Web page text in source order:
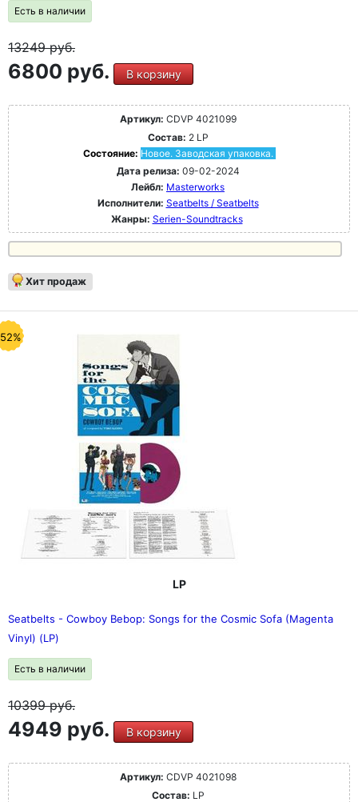
Есть в наличии
13249руб.
6800 руб. В корзину
Артикул: CDVP 4021099
Состав: 2 LP
Состояние: Новое. Заводская упаковка.
Дата релиза: 09-02-2024
Лейбл: Masterworks
Исполнители: Seatbelts / Seatbelts
Жанры: Serien-Soundtracks
Хит продаж
LP
Seatbelts - Cowboy Bebop: Songs for the Cosmic Sofa (Magenta
Vinyl) (LP)
Есть в наличии
10399руб.
4949 руб. В корзину
Артикул: CDVP 4021098
Состав: LP